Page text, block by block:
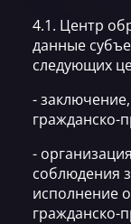
4.1. Центр
данные
следующих
-
гражданско-
-
соблюдения
исполнение
гражданско-